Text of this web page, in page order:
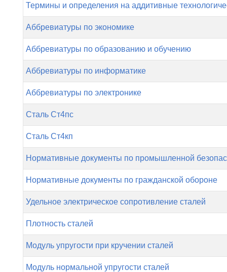
Термины и определения на аддитивные
Аббревиатуры по экономике
Аббревиатуры по образованию и обучению
Аббревиатуры по информатике
Аббревиатуры по электронике
Сталь Ст4пс
Сталь Ст4кп
Нормативные документы по промышленной
Нормативные документы по гражданской обороне
Удельное электрическое сопротивление сталей
Плотность сталей
Модуль упругости при кручении сталей
Модуль нормальной упругости сталей